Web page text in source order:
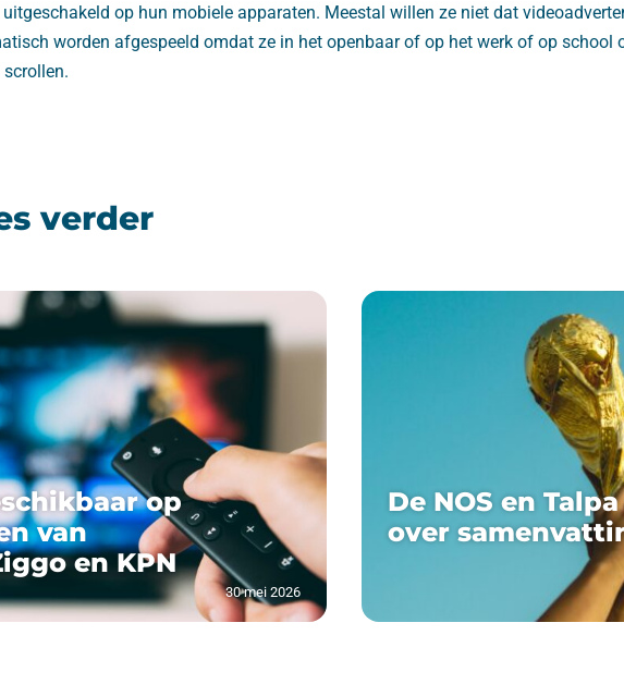
op hun mobiele apparaten. Meestal willen ze niet dat
worden afgespeeld omdat ze in het openbaar of op het werk of op school
verder
op
van
en KPN
30 mei 2026
De NOS en
over